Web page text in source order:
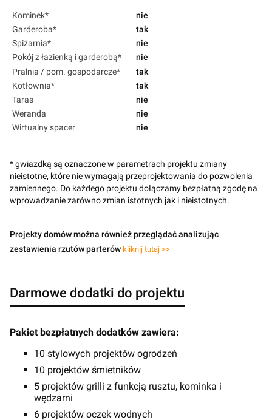
Kominek*
nie
Garderoba*
tak
Spiżarnia*
nie
Pokój z łazienką i garderobą*
nie
Pralnia / pom. gospodarcze*
tak
Kotłownia*
tak
Taras
nie
Weranda
nie
Wirtualny spacer
nie
* gwiazdką są oznaczone w parametrach projektu zmiany
nieistotne, które nie wymagają przeprojektowania do pozwolenia
zamiennego. Do każdego projektu dołączamy bezpłatną zgodę na
wprowadzanie zarówno zmian istotnych jak i nieistotnych.
Projekty domów można również przeglądać analizując
zestawienia rzutów parterów kliknij tutaj >>
Darmowe dodatki do projektu
Pakiet bezpłatnych dodatków zawiera:
10 stylowych projektów ogrodzeń
10 projektów śmietników
5 projektów grilli z funkcją rusztu, kominka i
wędzarni
6 projektów oczek wodnych